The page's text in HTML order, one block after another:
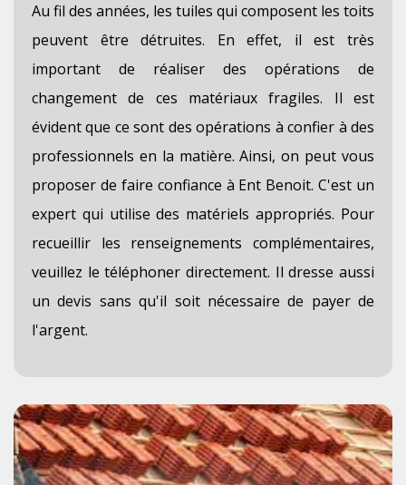
Au fil des années, les tuiles qui composent les toits
peuvent être détruites. En effet, il est très
important de réaliser des opérations de
changement de ces matériaux fragiles. Il est
évident que ce sont des opérations à confier à des
professionnels en la matière. Ainsi, on peut vous
proposer de faire confiance à Ent Benoit. C'est un
expert qui utilise des matériels appropriés. Pour
recueillir les renseignements complémentaires,
veuillez le téléphoner directement. Il dresse aussi
un devis sans qu'il soit nécessaire de payer de
l'argent.